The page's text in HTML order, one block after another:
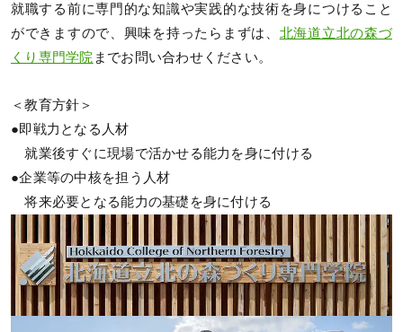
就職する前に専門的な知識や実践的な技術を身につけること
ができますので、興味を持ったらまずは、 北海道立北の森づ
くり専門学院 までお問い合わせください。
＜教育方針＞
●即戦力となる人材
就業後すぐに現場で活かせる能力を身に付ける
●企業等の中核を担う人材
将来必要となる能力の基礎を身に付ける